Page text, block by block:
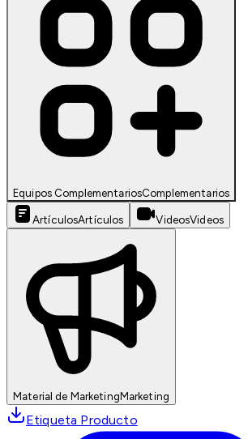
Equipos ComplementariosComplementarios
ArtículosArtículos VideosVideos
Material de MarketingMarketing
Etiqueta Producto